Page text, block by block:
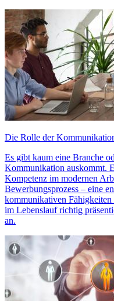
Die Rolle der
Es gibt kaum eine Branche
Kommunikation auskommt.
Kompetenz im modernen
Bewerbungsprozess – eine
kommunikativen
im Lebenslauf richtig
an.